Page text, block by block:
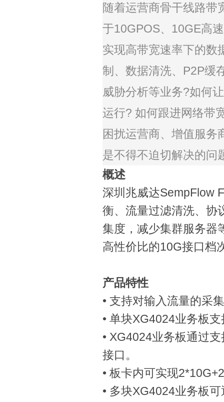
随着运营商骨干线路带
于10GPOS、 10GE高
实现高带宽速率下的数
制、数据清洗、 P2P缓
威胁分析等业务?如何
运行? 如何跟进网络带
困扰运营商、增值服务
是不得不迫切解决的问
概述
深圳兆威达SempFlow
衡、流量过滤清洗、协
集度，减少集群服务器
高性价比的10G接口档
产品特性
• 支持对输入流量的采
• 单块XG4024业务板支
• XG4024业务板通过支
接口。
• 板卡内可实现
• 多块XG4024业务板